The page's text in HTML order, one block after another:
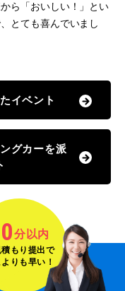
ら「おいしい！」とい
とても喜んでいまし
イベント
グカーを派
分以内
もり提出で
りも早い！